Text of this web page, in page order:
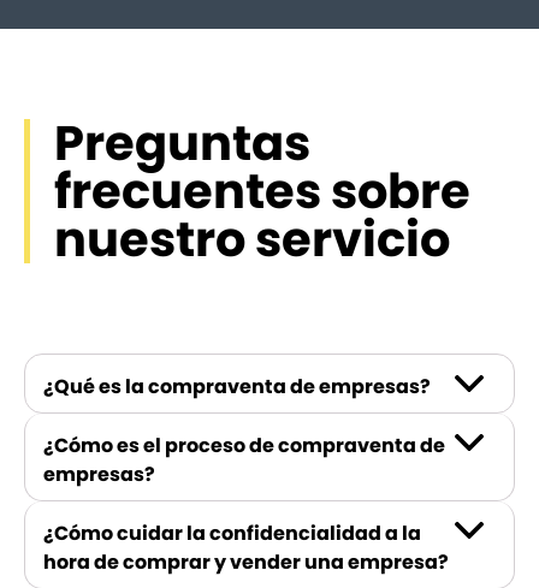
Preguntas
frecuentes sobre
nuestro servicio
¿Qué es la compraventa de empresas?
¿Cómo es el proceso de compraventa de
empresas?
¿Cómo cuidar la confidencialidad a la
hora de comprar y vender una empresa?